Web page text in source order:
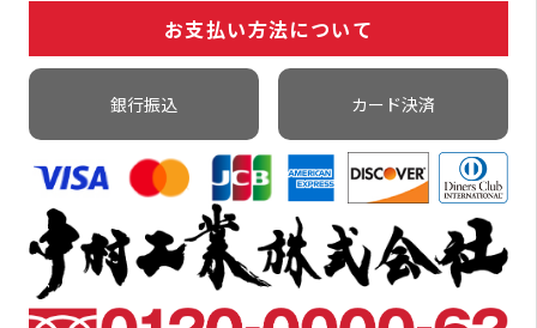
お支払い方法について
銀行振込 カード決済